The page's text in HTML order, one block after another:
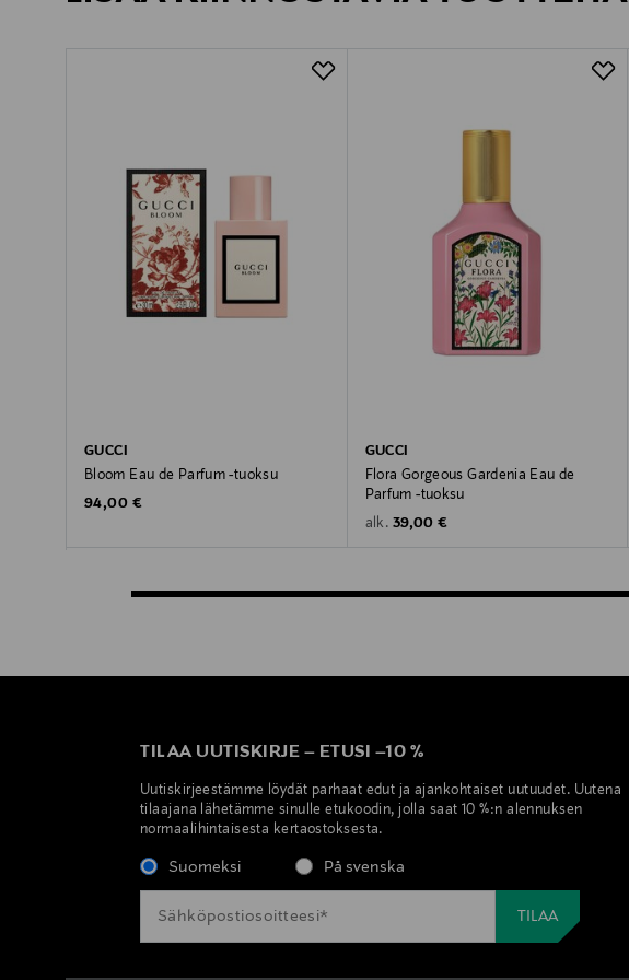
GUCCI
Bloom Eau de Parfum -tuoksu
Original Price
94,00 €
GUCCI
Flora Gorgeous Gardenia Eau de
Parfum -tuoksu
alk. Original Price
39,00 €
TILAA UUTISKIRJE – ETUSI –10 %
Uutiskirjeestämme löydät parhaat edut ja ajankohtaiset uutuudet. Uutena
tilaajana lähetämme sinulle etukoodin, jolla saat 10 %:n alennuksen
normaalihintaisesta kertaostoksesta.
Suomeksi På svenska